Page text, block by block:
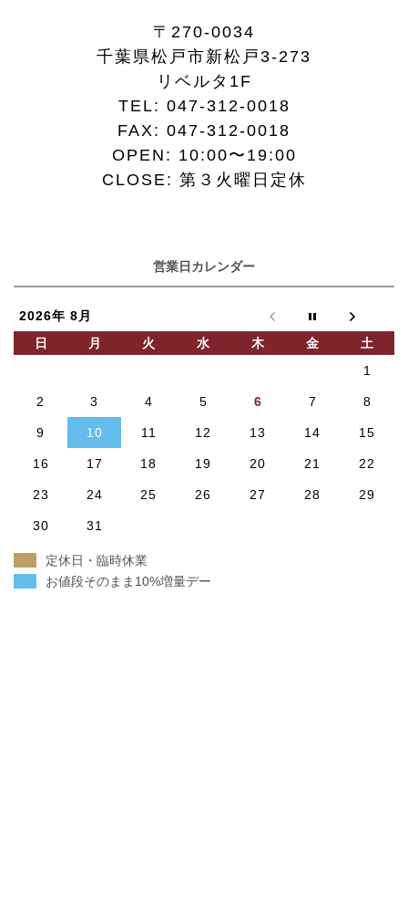
〒270-0034
千葉県松戸市新松戸3-273
リベルタ1F
TEL: 047-312-0018
FAX: 047-312-0018
OPEN: 10:00〜19:00
CLOSE: 第３火曜日定休
営業日カレンダー
2026年 8月
日
月 火 水 木 金
土
1
2 3 4 5 6 7 8
9 10 11 12 13 14 15
16 17 18 19 20 21 22
23 24 25 26 27 28 29
30 31
定休日・臨時休業
お値段そのまま10%増量デー